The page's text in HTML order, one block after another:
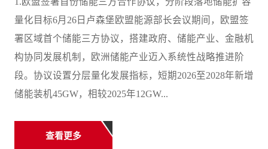
量化目标6月26日卢森堡欧盟能源部长会议期间，欧盟签
署区域首个储能三方协议，搭建政府、储能产业、金融机
构协同发展机制，欧洲储能产业迈入系统性战略推进阶
段。协议设置分层量化发展指标，短期2026至2028年新增
储能装机45GW，相较2025年12GW...
查看更多